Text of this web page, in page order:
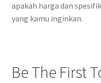
apakah harga dan
yang kamu inginkan.
Be The First